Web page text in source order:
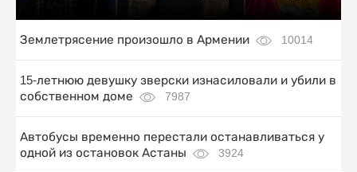
Землетрясение произошло в Армении 10014
15-летнюю девушку зверски изнасиловали и убили в
собственном доме
7987
Автобусы временно перестали останавливаться у
одной из остановок Астаны
3924